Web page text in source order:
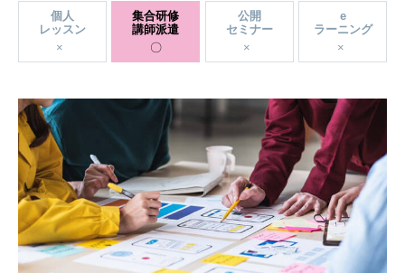
個人
レッスン
集合研修
講師派遣
公開
セミナー
e
ラーニング